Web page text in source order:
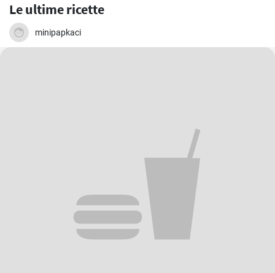
Le ultime ricette
minipapkaci